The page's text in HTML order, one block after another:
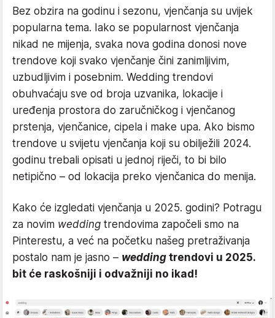
Bez obzira na godinu i sezonu, vjenčanja su uvijek
popularna tema. Iako se popularnost vjenčanja
nikad ne mijenja, svaka nova godina donosi nove
trendove koji svako vjenčanje čini zanimljivim,
uzbudljivim i posebnim. Wedding trendovi
obuhvaćaju sve od broja uzvanika, lokacije i
uređenja prostora do zaručničkog i vjenčanog
prstenja, vjenčanice, cipela i make upa. Ako bismo
trendove u svijetu vjenčanja koji su obilježili 2024.
godinu trebali opisati u jednoj riječi, to bi bilo
netipično – od lokacija preko vjenčanica do menija.
Kako će izgledati vjenčanja u 2025. godini? Potragu
za novim wedding trendovima započeli smo na
Pinterestu, a već na početku našeg pretraživanja
postalo nam je jasno – wedding trendovi u 2025.
bit će raskošniji i odvažniji no ikad!